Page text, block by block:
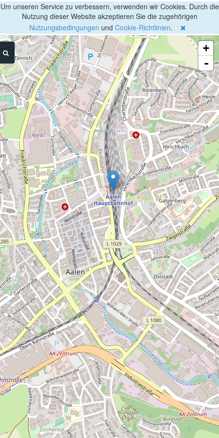
Um unseren Service zu verbessern, verwenden wir Cookies. Durch die
Nutzung dieser Website akzeptieren Sie die zugehörigen
Nutzungsbedingungen und Cookie-Richtlinien.
+
-